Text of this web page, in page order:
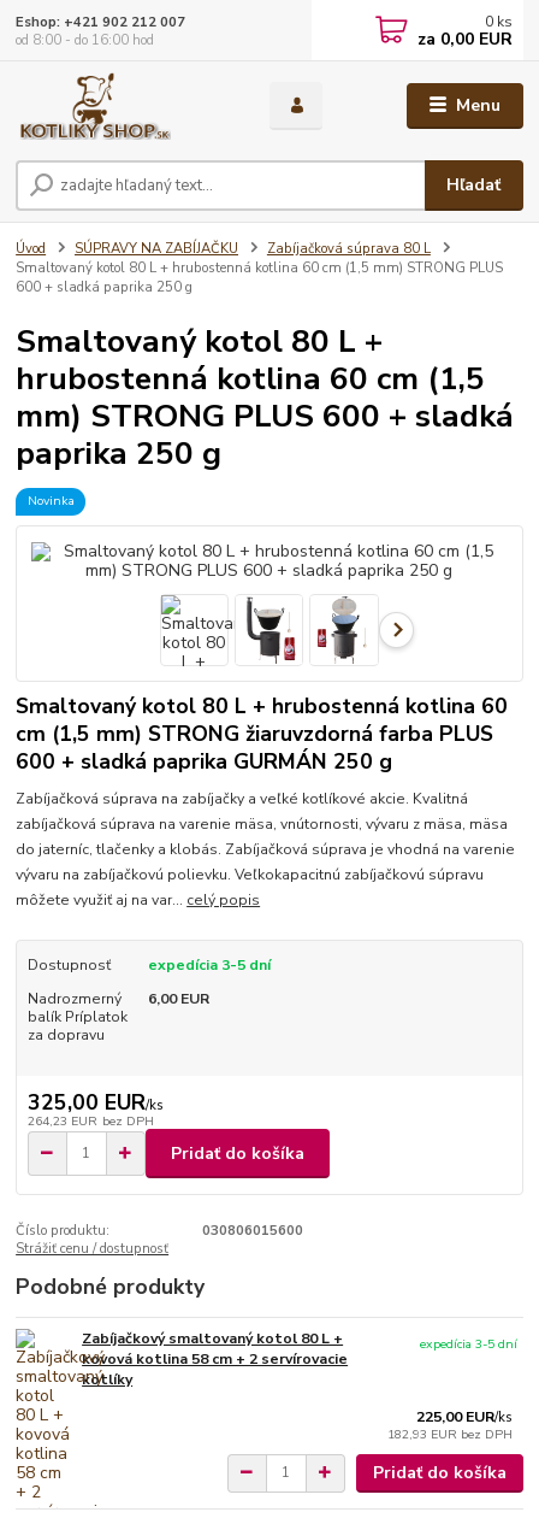
Menu
Hľadať
Eshop: +421 902 212 007
od 8:00 - do 16:00 hod
0 ks
za 0,00 EUR
Úvod SÚPRAVY NA ZABÍJAČKU
Zabíjačková súprava 80 L
Smaltovaný kotol 80 L + hrubostenná kotlina 60 cm (1,5 mm) STRONG PLUS
600 + sladká paprika 250 g
Smaltovaný kotol 80 L +
hrubostenná kotlina 60 cm (1,5
mm) STRONG PLUS 600 + sladká
paprika 250 g
Novinka
Smaltovaný kotol 80 L + hrubostenná kotlina 60
cm (1,5 mm) STRONG žiaruvzdorná farba PLUS
600 + sladká paprika GURMÁN 250 g
Zabíjačková súprava na zabíjačky a veľké kotlíkové akcie. Kvalitná
zabíjačková súprava na varenie mäsa, vnútornosti, vývaru z mäsa, mäsa
do jaterníc, tlačenky a klobás. Zabíjačková súprava je vhodná na varenie
vývaru na zabíjačkovú polievku. Veľkokapacitnú zabíjačkovú súpravu
môžete využiť aj na var... celý popis
Dostupnosť
expedícia 3-5 dní
Nadrozmerný
balík Príplatok
za dopravu
6,00 EUR
325,00 EUR/ks
264,23 EUR bez DPH
Pridať do košíka
Číslo produktu:
030806015600
Strážiť cenu / dostupnosť
Podobné produkty
Zabíjačkový smaltovaný kotol 80 L +
kovová kotlina 58 cm + 2 servírovacie
kotlíky
225,00 EUR/ks
182,93 EUR bez DPH
expedícia 3-5 dní
Pridať do košíka